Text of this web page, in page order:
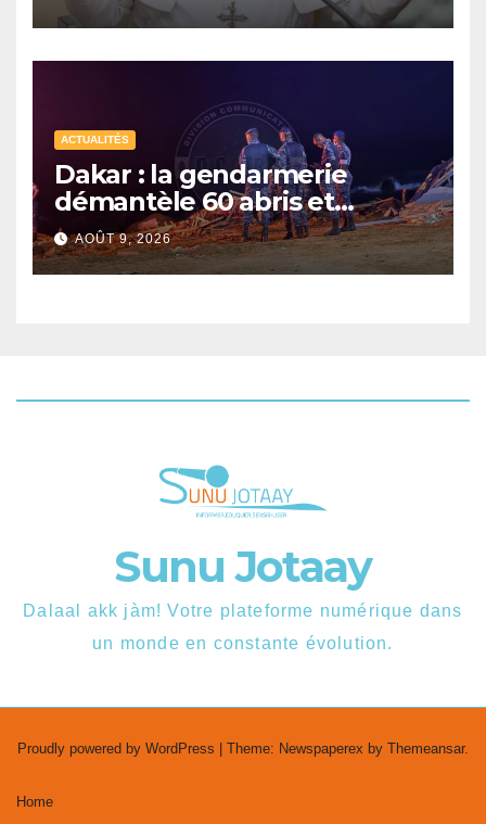
ACTUALITÉS
Dakar : la gendarmerie
démantèle 60 abris et
interpelle 27 personnes
AOÛT 9, 2026
Sunu Jotaay
Dalaal akk jàm! Votre plateforme numérique dans
un monde en constante évolution.
Proudly powered by WordPress Theme: Newspaperex by Themeansar.
Home